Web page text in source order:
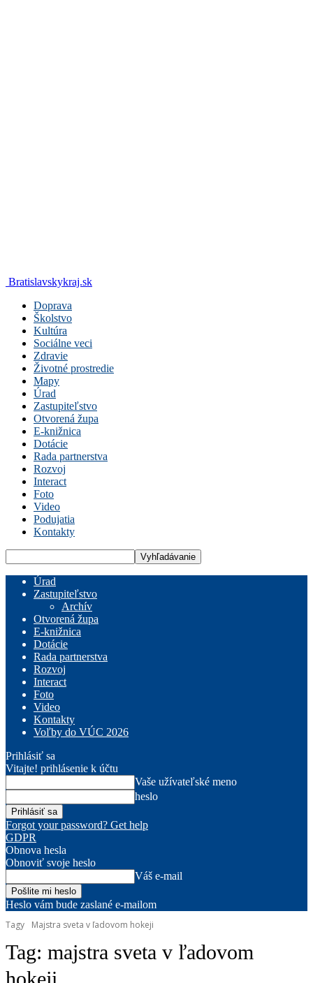
Bratislavskykraj.sk
Doprava
Školstvo
Kultúra
Sociálne veci
Zdravie
Životné prostredie
Mapy
Úrad
Zastupiteľstvo
Otvorená župa
E-knižnica
Dotácie
Rada partnerstva
Rozvoj
Interact
Foto
Video
Podujatia
Kontakty
Úrad
Zastupiteľstvo
Archív
Otvorená župa
E-knižnica
Dotácie
Rada partnerstva
Rozvoj
Interact
Foto
Video
Kontakty
Voľby do VÚC 2026
Prihlásiť sa
Vitajte! prihlásenie k účtu
Vaše užívateľské meno
heslo
Forgot your password? Get help
GDPR
Obnova hesla
Obnoviť svoje heslo
Váš e-mail
Heslo vám bude zaslané e-mailom
Tagy
Majstra sveta v ľadovom hokeji
Tag: majstra sveta v ľadovom